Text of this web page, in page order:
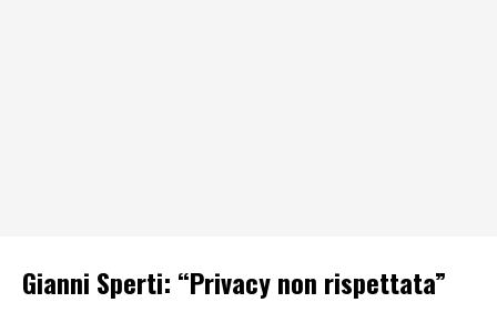
Gianni Sperti: “Privacy non rispettata”